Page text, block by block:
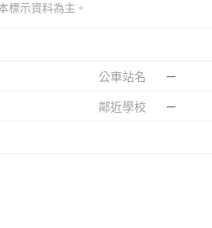
標示資料為主。
公車站名 －
鄰近學校 －